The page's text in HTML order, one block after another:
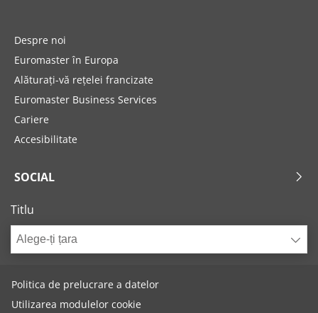
Despre noi
Euromaster în Europa
Alăturați-vă rețelei francizate
Euromaster Business Services
Cariere
Accesibilitate
SOCIAL
Titlu
Alege-ți țara
Politica de prelucrare a datelor
Utilizarea modulelor cookie